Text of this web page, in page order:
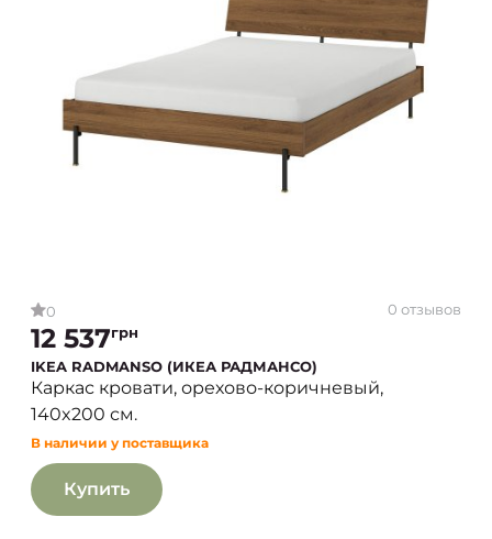
0 0 отзывов
12 537грн
IKEA RADMANSO (ИКЕА РАДМАНСО)
Каркас кровати, орехово-коричневый,
140x200 см.
В наличии у поставщика
Купить